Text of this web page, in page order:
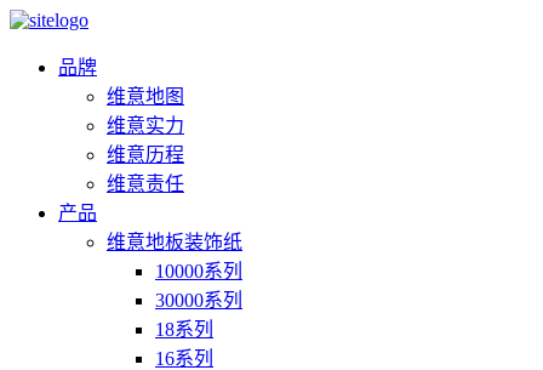
品牌
维意地图
维意实力
维意历程
维意责任
产品
维意地板装饰纸
10000系列
30000系列
18系列
16系列